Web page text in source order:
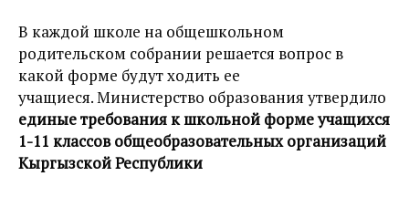
В каждой школе на общешкольном
родительском собрании решается вопрос в
какой форме будут ходить ее
учащиеся. Министерство образования утвердило
единые требования к школьной форме учащихся
1-11 классов общеобразовательных организаций
Кыргызской Республики